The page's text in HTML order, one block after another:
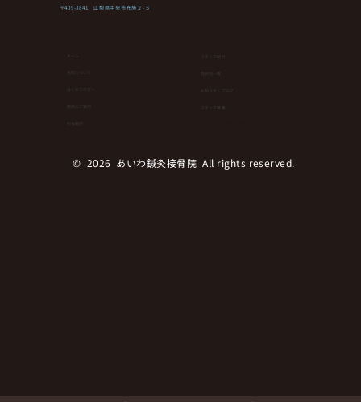
健康維持にもダイエットにも！簡単なの
にランニングやウオーキングより効果が
〒409-3841 山梨県中央市布施２-５
ホーム
はじめての方へ
⁨⁩施術のご案内
料金案内
スタッフ紹介
症状別一覧
お知らせ・ブログ
スタッフ募集
© 2026 あいわ鍼灸接骨院 All rights reserved.︎